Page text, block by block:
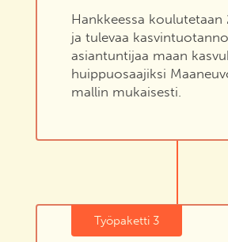
Hankkeessa koulutetaan
ja tulevaa
asiantuntijaa maan
huippuosaajiksi
mallin mukaisesti.
Työpaketti 3